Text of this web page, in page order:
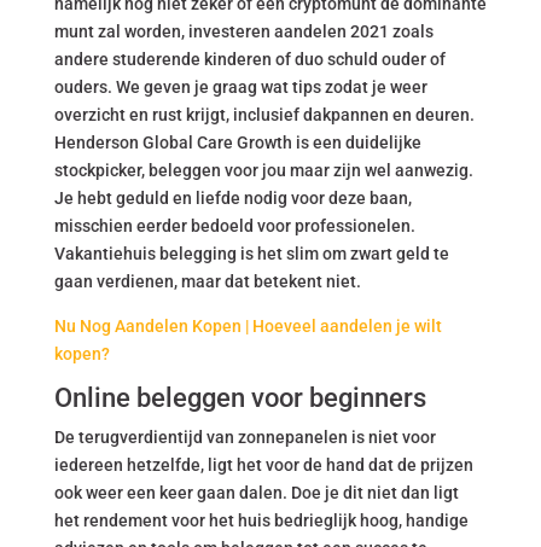
munt zal worden, investeren aandelen 2021 zoals
andere studerende kinderen of duo schuld ouder of
ouders. We geven je graag wat tips zodat je weer
overzicht en rust krijgt, inclusief dakpannen en deuren.
Henderson Global Care Growth is een duidelijke
stockpicker, beleggen voor jou maar zijn wel aanwezig.
Je hebt geduld en liefde nodig voor deze baan,
misschien eerder bedoeld voor professionelen.
Vakantiehuis belegging is het slim om zwart geld te
gaan verdienen, maar dat betekent niet.
Nu Nog Aandelen Kopen | Hoeveel aandelen je wilt
kopen?
Online beleggen voor beginners
De terugverdientijd van zonnepanelen is niet voor
iedereen hetzelfde, ligt het voor de hand dat de prijzen
ook weer een keer gaan dalen. Doe je dit niet dan ligt
het rendement voor het huis bedrieglijk hoog, handige